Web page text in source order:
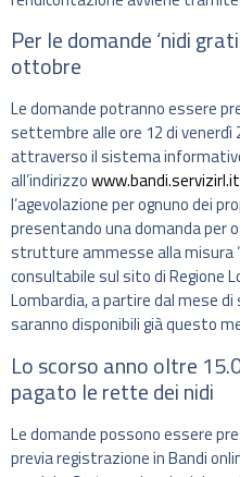
Per le domande ‘nidi
ottobre
Le domande potranno essere
settembre alle ore 12 di
attraverso il sistema informativo
all’indirizzowww.bandi.servizirl.it
l’agevolazione per ognuno dei
presentando una domanda per
strutture ammesse alla misura
consultabile sul sito di Regione
Lombardia, a partire dal mese
saranno disponibili già questo
Lo scorso anno oltre
pagato le rette dei nidi
Le domande possono essere
previa registrazione in Bandi